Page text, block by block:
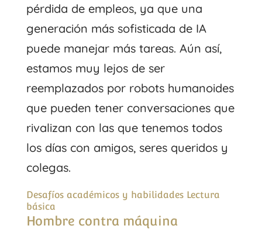
pérdida de empleos, ya que una
generación más sofisticada de IA
puede manejar más tareas. Aún así,
estamos muy lejos de ser
reemplazados por robots humanoides
que pueden tener conversaciones que
rivalizan con las que tenemos todos
los días con amigos, seres queridos y
colegas.
Desafíos académicos y habilidades Lectura
básica
Hombre contra máquina